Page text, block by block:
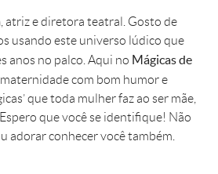
, atriz e diretora teatral. Gosto de
usando este universo lúdico que
anos no palco. Aqui no Mágicas de
maternidade com bom humor e
que toda mulher faz ao ser mãe,
que você se identifique! Não
adorar conhecer você também.